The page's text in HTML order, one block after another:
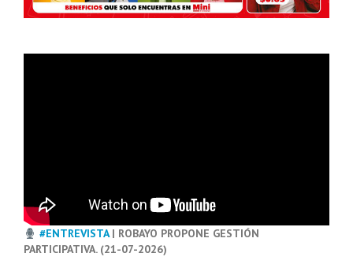
#ENTREVISTA| ROBAYO PROPONE GESTIÓN
PARTICIPATIVA. (21-07-2026)